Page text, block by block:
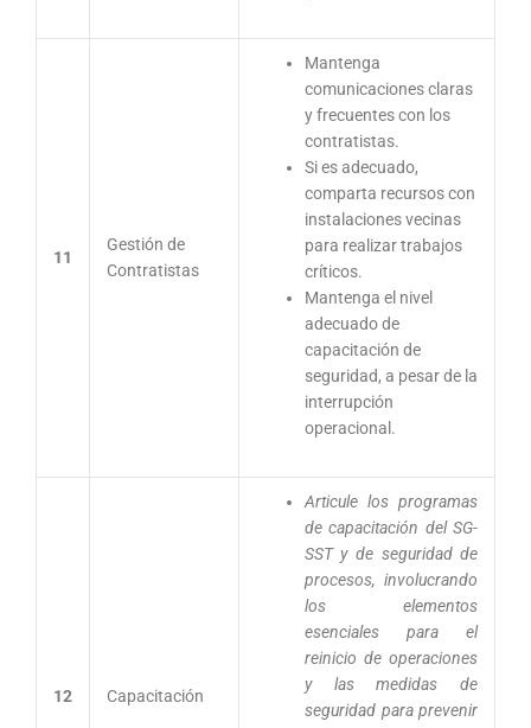
11
Gestión de
Contratistas
Mantenga
comunicaciones claras
y frecuentes con los
contratistas.
Si es adecuado,
comparta recursos con
instalaciones vecinas
para realizar trabajos
críticos.
Mantenga el nivel
adecuado de
capacitación de
seguridad, a pesar de la
interrupción
operacional.
12 Capacitación
Articule los programas
de capacitación del SG-
SST y de seguridad de
procesos, involucrando
los elementos
esenciales para el
reinicio de operaciones
y las medidas de
seguridad para prevenir